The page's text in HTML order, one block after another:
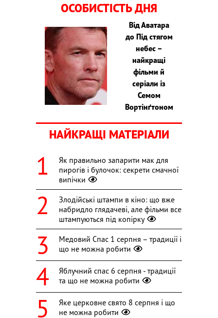
ОСОБИСТІСТЬ ДНЯ
Від Аватара
до Під стягом
небес –
найкращі
фільми й
серіали із
Семом
Вортінґтоном
НАЙКРАЩІ МАТЕРІАЛИ
Як правильно запарити мак для
пирогів і булочок: секрети смачної
випічки
Злодійські штампи в кіно: що вже
набридло глядачеві, але фільми все
штампуються під копірку
Медовий Спас 1 серпня – традиції і
що не можна робити
Яблучний спас 6 серпня - традиції
та що не можна робити
Яке церковне свято 8 серпня і що
не можна робити